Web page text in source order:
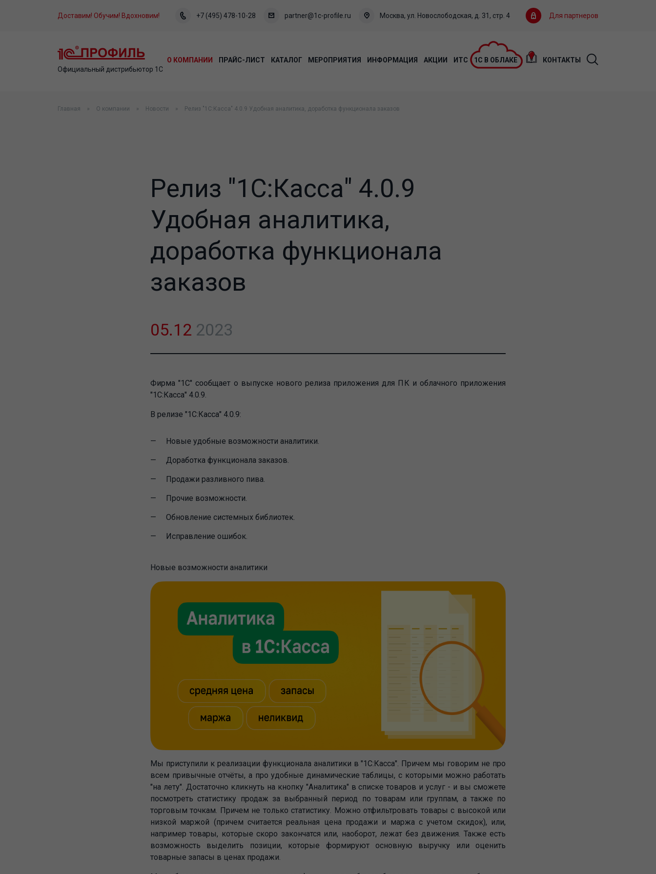
Доставим! Обучим! Вдохновим! +7 (495) 478-10-28 partner@1c-profile.ru Москва, ул. Новослободская, д. 31, стр. 4 Для партнеров
Официальный дистрибьютор 1С
О КОМПАНИИ ПРАЙС-ЛИСТ КАТАЛОГ МЕРОПРИЯТИЯ ИНФОРМАЦИЯ АКЦИИ ИТС 1С В ОБЛАКЕ КОНТАКТЫ
Главная О компании Новости Релиз "1С:Касса" 4.0.9 Удобная аналитика, доработка функционала заказов
Релиз "1С:Касса" 4.0.9
Удобная аналитика,
доработка функционала
заказов
05.12 2023
Фирма "1С" сообщает о выпуске нового релиза приложения для ПК и облачного приложения
"1С:Касса" 4.0.9.
В релизе "1С:Касса" 4.0.9:
Новые удобные возможности аналитики.
Доработка функционала заказов.
Продажи разливного пива.
Прочие возможности.
Обновление системных библиотек.
Исправление ошибок.
Новые возможности аналитики
Мы приступили к реализации функционала аналитики в "1С:Касса". Причем мы говорим не про
всем привычные отчёты, а про удобные динамические таблицы, с которыми можно работать
"на лету". Достаточно кликнуть на кнопку "Аналитика" в списке товаров и услуг - и вы сможете
посмотреть статистику продаж за выбранный период по товарам или группам, а также по
торговым точкам. Причем не только статистику. Можно отфильтровать товары с высокой или
низкой маржой (причем считается реальная цена продажи и маржа с учетом скидок), или,
например товары, которые скоро закончатся или, наоборот, лежат без движения. Также есть
возможность выделить позиции, которые формируют основную выручку или оценить
товарные запасы в ценах продажи.